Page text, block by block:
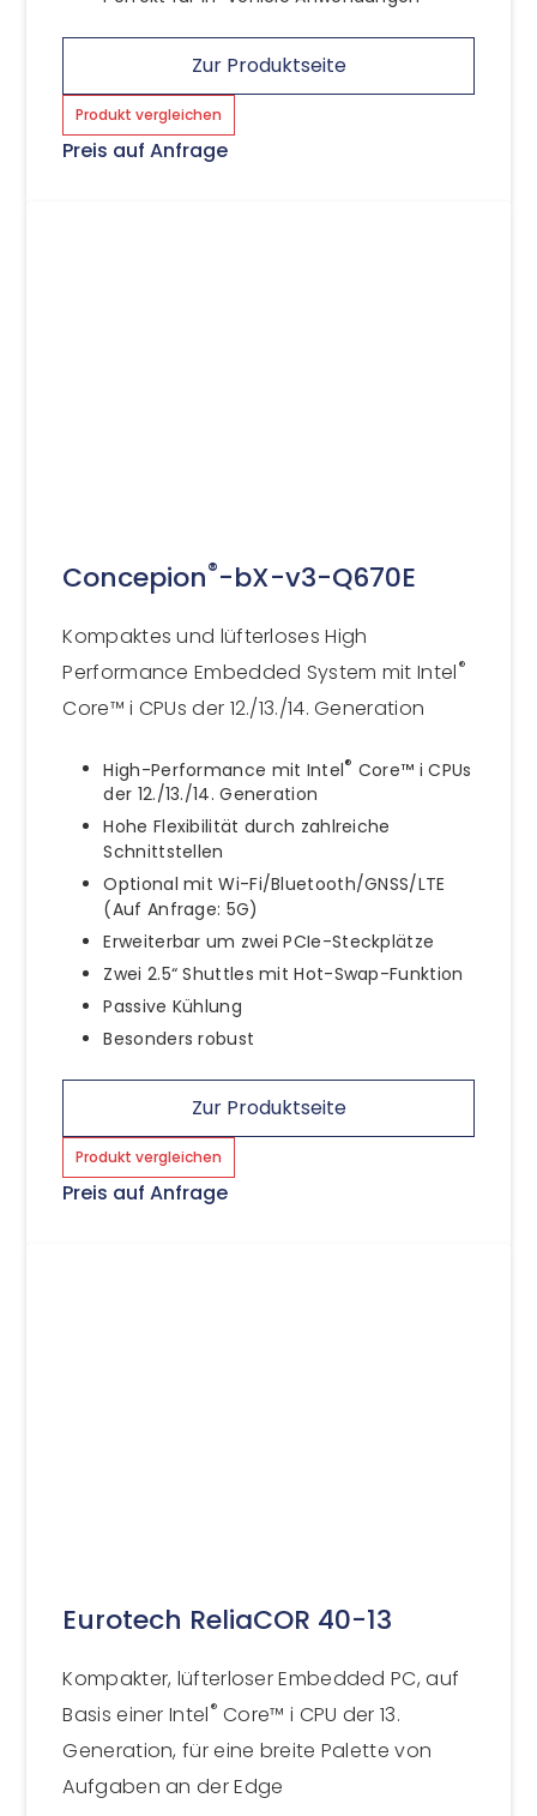
Zur Produktseite
Produkt vergleichen
Preis auf Anfrage
Concepion®-bX-v3-Q670E
Kompaktes und lüfterloses High
Performance Embedded System mit Intel®
Core™ i CPUs der 12./13./14. Generation
High-Performance mit Intel® Core™ i CPUs
der 12./13./14. Generation
Hohe Flexibilität durch zahlreiche
Schnittstellen
Optional mit Wi-Fi/Bluetooth/GNSS/LTE
(Auf Anfrage: 5G)
Erweiterbar um zwei PCIe-Steckplätze
Zwei 2.5“ Shuttles mit Hot-Swap-Funktion
Passive Kühlung
Besonders robust
Zur Produktseite
Produkt vergleichen
Preis auf Anfrage
Eurotech ReliaCOR 40-13
Kompakter, lüfterloser Embedded PC, auf
Basis einer Intel® Core™ i CPU der 13.
Generation, für eine breite Palette von
Aufgaben an der Edge